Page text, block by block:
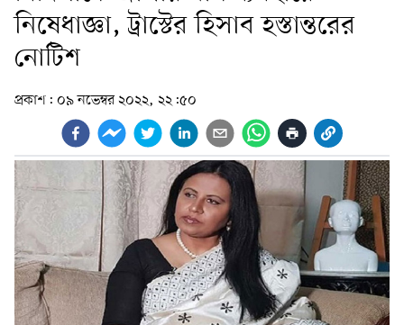
নিষেধাজ্ঞা, ট্রাস্টের হিসাব হস্তান্তরের
নোটিশ
প্রকাশ: ০৯ নভেম্বর ২০২২, ২২:৫০